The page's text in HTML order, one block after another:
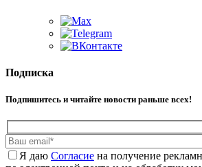
Подписка
Подпишитесь и читайте новости раньше всех!
Я даю Cогласие на получение